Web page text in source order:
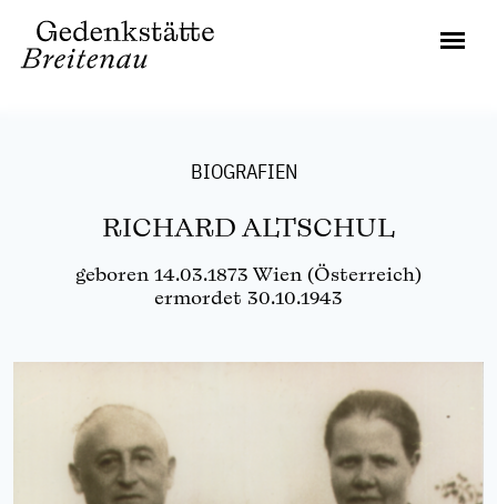
BIOGRAFIEN
RICHARD ALTSCHUL
geboren 14.03.1873 Wien (Österreich)
ermordet 30.10.1943